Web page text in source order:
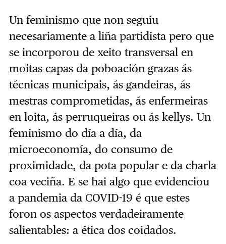
Un feminismo que non seguiu
necesariamente a liña partidista pero que
se incorporou de xeito transversal en
moitas capas da poboación grazas ás
técnicas municipais, ás gandeiras, ás
mestras comprometidas, ás enfermeiras
en loita, ás perruqueiras ou ás kellys. Un
feminismo do día a día, da
microeconomía, do consumo de
proximidade, da pota popular e da charla
coa veciña. E se hai algo que evidenciou
a pandemia da COVID-19 é que estes
foron os aspectos verdadeiramente
salientables: a ética dos coidados.